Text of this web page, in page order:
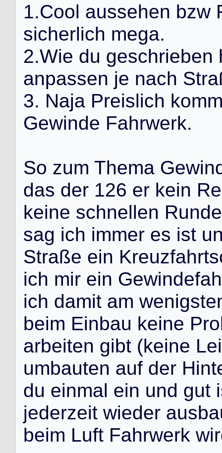
1.Cool aussehen bzw
sicherlich mega.
2.Wie du geschrieben
anpassen je nach Stra
3. Naja Preislich kom
Gewinde Fahrwerk.
So zum Thema Gewin
das der 126 er kein Re
keine schnellen Runde
sag ich immer es ist u
Straße ein Kreuzfahrts
ich mir ein Gewindefah
ich damit am wenigste
beim Einbau keine Pro
arbeiten gibt (keine Lei
umbauten auf der Hint
du einmal ein und gut i
jederzeit wieder ausba
beim Luft Fahrwerk wir